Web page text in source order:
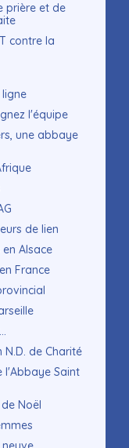
prière et de
contre la
ligne
l'équipe
une abbaye
de lien
Alsace
France
de Charité
l'Abbaye Saint
Noël